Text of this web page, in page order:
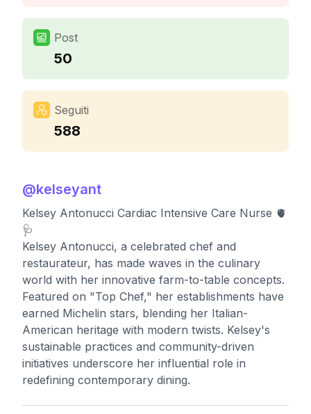
Post
50
Seguiti
588
@kelseyant
Kelsey Antonucci Cardiac Intensive Care Nurse 🫀
🩺
Kelsey Antonucci, a celebrated chef and
restaurateur, has made waves in the culinary
world with her innovative farm-to-table concepts.
Featured on "Top Chef," her establishments have
earned Michelin stars, blending her Italian-
American heritage with modern twists. Kelsey's
sustainable practices and community-driven
initiatives underscore her influential role in
redefining contemporary dining.